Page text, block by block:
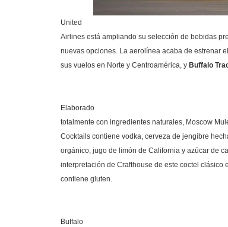
United
Airlines está ampliando su selección de bebidas
nuevas opciones. La aerolínea acaba de estrenar el
sus vuelos en Norte y Centroamérica, y Buffalo
Elaborado
totalmente con ingredientes naturales, Moscow
Cocktails contiene vodka, cerveza de jengibre
orgánico, jugo de limón de California y azúcar de
interpretación de Crafthouse de este coctel clásico
contiene gluten.
Buffalo